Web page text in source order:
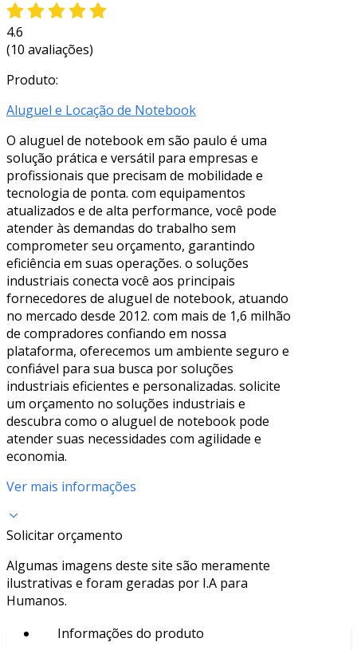
4.6
(10 avaliações)
Produto:
Aluguel e Locação de Notebook
O aluguel de notebook em são paulo é uma
solução prática e versátil para empresas e
profissionais que precisam de mobilidade e
tecnologia de ponta. com equipamentos
atualizados e de alta performance, você pode
atender às demandas do trabalho sem
comprometer seu orçamento, garantindo
eficiência em suas operações. o soluções
industriais conecta você aos principais
fornecedores de aluguel de notebook, atuando
no mercado desde 2012. com mais de 1,6 milhão
de compradores confiando em nossa
plataforma, oferecemos um ambiente seguro e
confiável para sua busca por soluções
industriais eficientes e personalizadas. solicite
um orçamento no soluções industriais e
descubra como o aluguel de notebook pode
atender suas necessidades com agilidade e
economia.
Ver mais informações
Solicitar orçamento
Algumas imagens deste site são meramente
ilustrativas e foram geradas por I.A para
Humanos.
Informações do produto